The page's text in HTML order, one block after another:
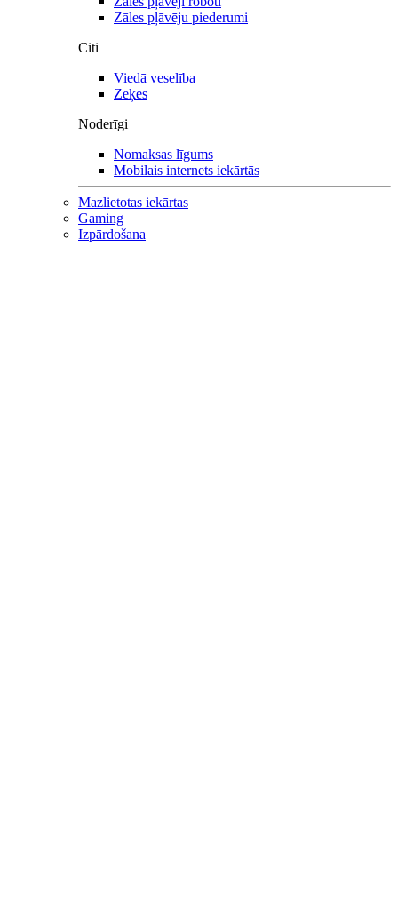
Zāles pļāvēju piederumi
Citi
Viedā veselība
Zeķes
Noderīgi
Nomaksas līgums
Mobilais internets iekārtās
Mazlietotas iekārtas
Gaming
Izpārdošana